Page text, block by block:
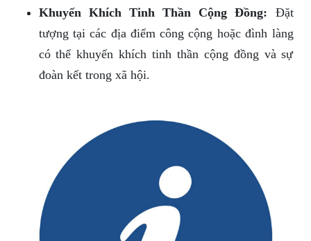
Khuyến Khích Tinh Thần Cộng Đồng: Đặt
tượng tại các địa điểm công cộng hoặc đình làng
có thể khuyến khích tinh thần cộng đồng và sự
đoàn kết trong xã hội.